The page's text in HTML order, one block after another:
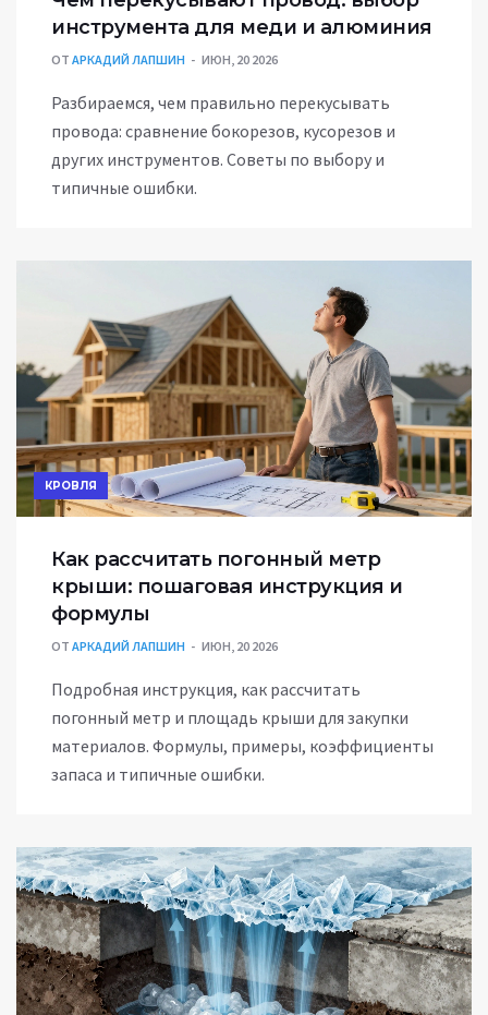
инструмента для меди и алюминия
ОТ АРКАДИЙ ЛАПШИН ИЮН, 20 2026
Разбираемся, чем правильно перекусывать
провода: сравнение бокорезов, кусорезов и
других инструментов. Советы по выбору и
типичные ошибки.
КРОВЛЯ
Как рассчитать погонный метр
крыши: пошаговая инструкция и
формулы
ОТ АРКАДИЙ ЛАПШИН ИЮН, 20 2026
Подробная инструкция, как рассчитать
погонный метр и площадь крыши для закупки
материалов. Формулы, примеры, коэффициенты
запаса и типичные ошибки.